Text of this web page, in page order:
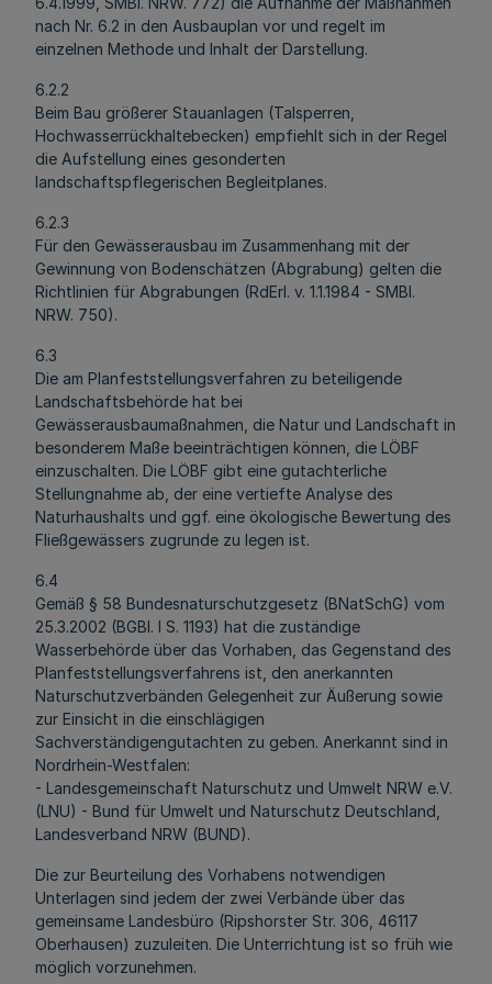
nach Nr. 6.2 in den Ausbauplan vor und regelt im
einzelnen Methode und Inhalt der Darstellung.
6.2.2
Beim Bau größerer Stauanlagen (Talsperren,
Hochwasserrückhaltebecken) empfiehlt sich in der Regel
die Aufstellung eines gesonderten
landschaftspflegerischen Begleitplanes.
6.2.3
Für den Gewässerausbau im Zusammenhang mit der
Gewinnung von Bodenschätzen (Abgrabung) gelten die
Richtlinien für Abgrabungen (RdErl. v. 1.1.1984 - SMBl.
NRW. 750).
6.3
Die am Planfeststellungsverfahren zu beteiligende
Landschaftsbehörde hat bei
Gewässerausbaumaßnahmen, die Natur und Landschaft in
besonderem Maße beeinträchtigen können, die LÖBF
einzuschalten. Die LÖBF gibt eine gutachterliche
Stellungnahme ab, der eine vertiefte Analyse des
Naturhaushalts und ggf. eine ökologische Bewertung des
Fließgewässers zugrunde zu legen ist.
6.4
Gemäß § 58 Bundesnaturschutzgesetz (BNatSchG) vom
25.3.2002 (BGBl. I S. 1193) hat die zuständige
Wasserbehörde über das Vorhaben, das Gegenstand des
Planfeststellungsverfahrens ist, den anerkannten
Naturschutzverbänden Gelegenheit zur Äußerung sowie
zur Einsicht in die einschlägigen
Sachverständigengutachten zu geben. Anerkannt sind in
Nordrhein-Westfalen:
- Landesgemeinschaft Naturschutz und Umwelt NRW e.V.
(LNU) - Bund für Umwelt und Naturschutz Deutschland,
Landesverband NRW (BUND).
Die zur Beurteilung des Vorhabens notwendigen
Unterlagen sind jedem der zwei Verbände über das
gemeinsame Landesbüro (Ripshorster Str. 306, 46117
Oberhausen) zuzuleiten. Die Unterrichtung ist so früh wie
möglich vorzunehmen.